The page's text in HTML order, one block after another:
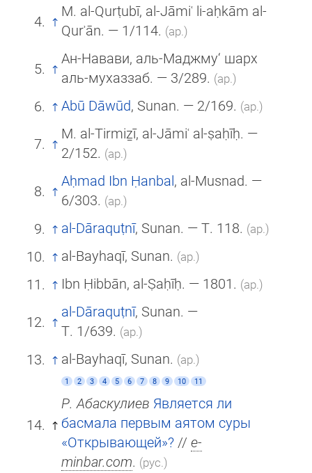
M. al-Qurṭubī, al-Jāmiʿ li-aḥkām al-
Qurʾān. — 1/114. (ар.)
Ан-Навави, аль-Маджму‘ шарх
аль-мухаззаб. — 3/289. (ар.)
Abū Dāwūd, Sunan. — 2/169. (ар.)
M. al-Tirmiẕī, al-Jāmiʿ al-ṣaḥīḥ. —
2/152. (ар.)
Aḥmad Ibn Ḥanbal, al-Musnad. —
6/303. (ар.)
al-Dāraquṭnī, Sunan. — Т. 118. (ар.)
al-Bayhaqī, Sunan. (ар.)
Ibn Ḥibbān, al-Ṣaḥīḥ. — 1801. (ар.)
al-Dāraquṭnī, Sunan. —
Т. 1/639. (ар.)
al-Bayhaqī, Sunan. (ар.)
1 2 3 4 5 6 7 8 9 10 11
Р. Абаскулиев Является ли
басмала первым аятом суры
«Открывающей»? // e-
minbar.com. (рус.)